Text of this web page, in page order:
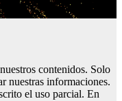
contenidos. Solo
nuestras informaciones.
el uso parcial. En